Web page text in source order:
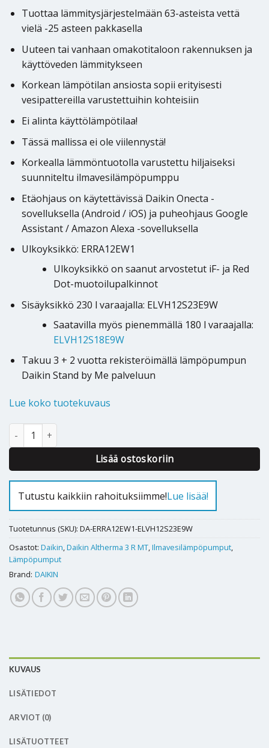
Tuottaa lämmitysjärjestelmään 63-asteista vettä
vielä -25 asteen pakkasella
Uuteen tai vanhaan omakotitaloon rakennuksen ja
käyttöveden lämmitykseen
Korkean lämpötilan ansiosta sopii erityisesti
vesipattereilla varustettuihin kohteisiin
Ei alinta käyttölämpötilaa!
Tässä mallissa ei ole viilennystä!
Korkealla lämmöntuotolla varustettu hiljaiseksi
suunniteltu ilmavesilämpöpumppu
Etäohjaus on käytettävissä Daikin Onecta -
sovelluksella (Android / iOS) ja puheohjaus Google
Assistant / Amazon Alexa -sovelluksella
Ulkoyksikkö: ERRA12EW1
Ulkoyksikkö on saanut arvostetut iF- ja Red
Dot-muotoilupalkinnot
Sisäyksikkö 230 l varaajalla: ELVH12S23E9W
Saatavilla myös pienemmällä 180 l varaajalla:
ELVH12S18E9W
Takuu 3 + 2 vuotta rekisteröimällä lämpöpumpun
Daikin Stand by Me palveluun
Lue koko tuotekuvaus
Ilmavesilämpöpumppu Daikin Altherma 3R MT F 12kW 230l
Lisää ostoskoriin
Alternative:
Tutustu kaikkiin rahoituksiimme!Lue lisää!
Tuotetunnus (SKU): DA-ERRA12EW1-ELVH12S23E9W
Osastot: Daikin Daikin Altherma 3 R MT Ilmavesilämpöpumput
Lämpöpumput
Brand: DAIKIN
KUVAUS
LISÄTIEDOT
ARVIOT (0)
LISÄTUOTTEET